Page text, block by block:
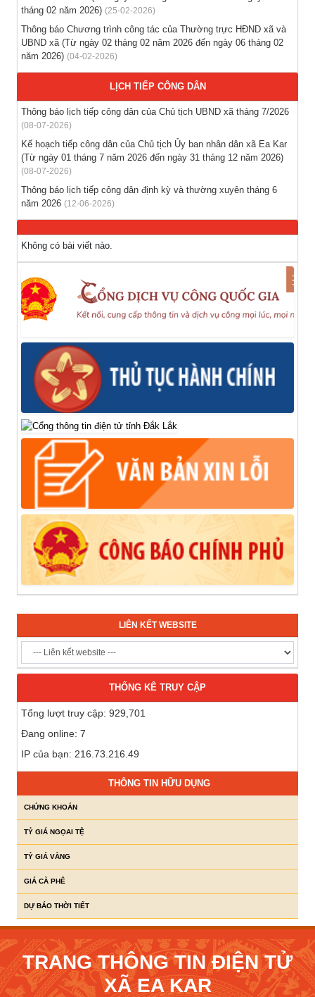
Thông báo hỗ trợ tư vấn, tuyển dụng lao động đi làm việc
(03-08-2026)
Thông báo hỗ trợ tư vấn, tuyển dụng lao động đi làm việc ở
nước ngoài theo hợp đồng
(28-07-2026)
tuyển dụng người lao động nước ngoài
(28-07-2026)
tháng 02 năm 2026) (25-02-2026)
Thông báo Chương trình công tác của Thường trực HĐND xã và
UBND xã (Từ ngày 02 tháng 02 năm 2026 đến ngày 06 tháng 02
năm 2026) (04-02-2026)
LỊCH TIẾP CÔNG DÂN
Thông báo lịch tiếp công dân của Chủ tịch UBND xã tháng 7/2026
(08-07-2026)
Kế hoạch tiếp công dân của Chủ tịch Ủy ban nhân dân xã Ea Kar
(Từ ngày 01 tháng 7 năm 2026 đến ngày 31 tháng 12 năm 2026)
(08-07-2026)
Thông báo lịch tiếp công dân định kỳ và thường xuyên tháng 6
năm 2026 (12-06-2026)
Không có bài viết nào.
LIÊN KẾT WEBSITE
THỐNG KÊ TRUY CẬP
Tổng lượt truy cập: 929,701
Đang online: 7
IP của bạn: 216.73.216.49
THÔNG TIN HỮU DỤNG
CHỨNG KHOÁN
TỶ GIÁ NGỌAI TỆ
TỶ GIÁ VÀNG
GIÁ CÀ PHÊ
DỰ BÁO THỜI TIẾT
TRANG THÔNG TIN ĐIỆN TỬ
XÃ EA KAR